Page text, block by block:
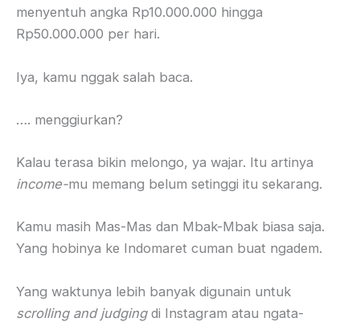
menyentuh angka Rp10.000.000 hingga
Rp50.000.000 per hari.
Iya, kamu nggak salah baca.
…. menggiurkan?
Kalau terasa bikin melongo, ya wajar. Itu artinya
income-mu memang belum setinggi itu sekarang.
Kamu masih Mas-Mas dan Mbak-Mbak biasa saja.
Yang hobinya ke Indomaret cuman buat ngadem.
Yang waktunya lebih banyak digunain untuk
scrolling and judging di Instagram atau ngata-